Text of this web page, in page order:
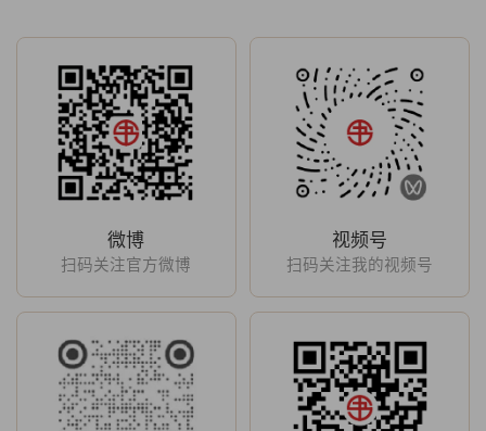
微博
扫码关注官方微博
视频号
扫码关注我的视频号